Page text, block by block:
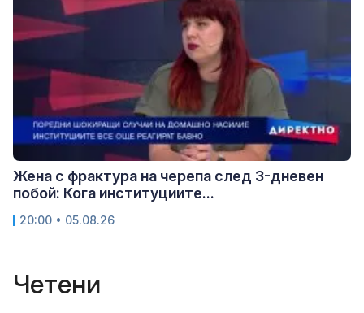
Жена с фрактура на черепа след 3-дневен
побой: Кога институциите...
20:00 • 05.08.26
Четени